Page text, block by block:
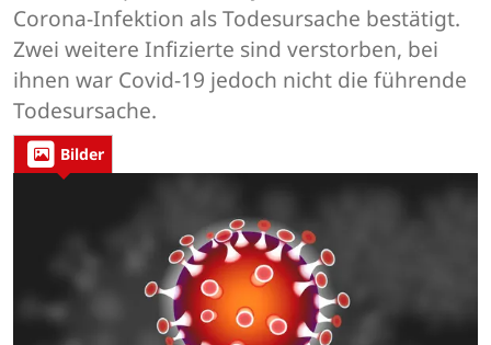
Corona-Infektion als Todesursache bestätigt.
Zwei weitere Infizierte sind verstorben, bei
ihnen war Covid-19 jedoch nicht die führende
Todesursache.
Bilder